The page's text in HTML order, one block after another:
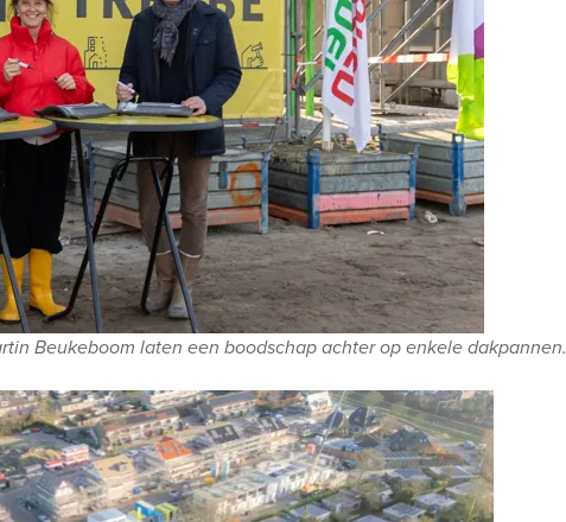
Beukeboom laten een boodschap achter op enkele dakpannen.